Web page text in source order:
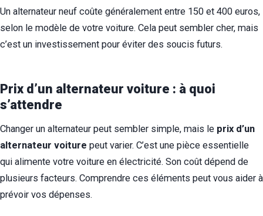
Un alternateur neuf coûte généralement entre 150 et 400 euros,
selon le modèle de votre voiture. Cela peut sembler cher, mais
c’est un investissement pour éviter des soucis futurs.
Prix d’un alternateur voiture : à quoi
s’attendre
Changer un alternateur peut sembler simple, mais le prix d’un
alternateur voiture peut varier. C’est une pièce essentielle
qui alimente votre voiture en électricité. Son coût dépend de
plusieurs facteurs. Comprendre ces éléments peut vous aider à
prévoir vos dépenses.